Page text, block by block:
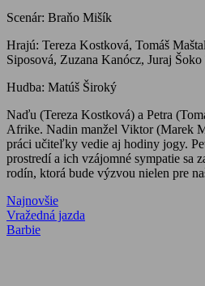
Scenár: Braňo Mišík
Hrajú: Tereza Kostková, Tomáš
Siposová, Zuzana Kanócz, Juraj
Hudba: Matúš Široký
Naďu (Tereza Kostková) a Petra
Afrike. Nadin manžel Viktor (Marek
práci učiteľky vedie aj hodiny jogy.
prostredí a ich vzájomné sympatie sa
rodín, ktorá bude výzvou nielen pre
Najnovšie
Navigácia
v
Previous
Post:
Vražedná jazda
Next
Barbie